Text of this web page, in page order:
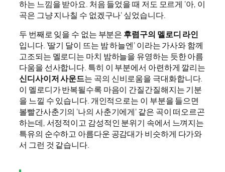
하는 느낌을 받아요. 처음 들었을 때 저도 모르게 ‘아, 이
곡은 그냥 지나칠 수 없겠구나’ 싶었습니다.
두 번째로 잊을 수 없는 부분은 후렴구의 멜로디 라인
입니다. ‘딸기 달이 뜨는 밤 하늘엔’ 이라는 가사와 함께
고조되는 멜로디는 마치 밤하늘을 유영하는 듯한 아름
다움을 선사합니다. 특히 이 부분에서 아련하게 깔리는
신디사이저 사운드는 곡의 신비로움을 극대화합니다.
이 멜로디가 반복될수록 마음이 간질간질해지는 기분
을 느낄 수 있습니다. 개인적으로는 이 부분을 들으면
볼빨간사춘기의 ‘나의 사춘기에게’ 같은 곡이 떠오르곤
하는데, 서정적이고 감성적인 분위기 속에서 느껴지는
특유의 순수하고 아름다운 공감대가 비슷하게 다가와
서 그런 것 같습니다.